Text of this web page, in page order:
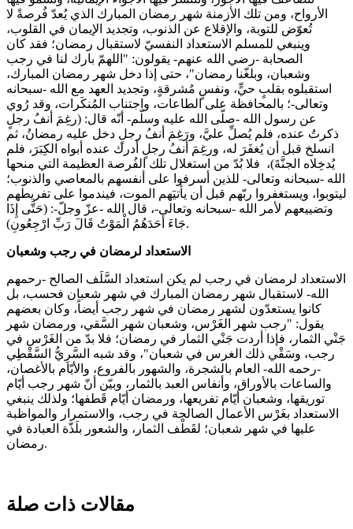
الأرواح، ومن تلك الأزمنة شهر رمضان المبارك الذي يُعدّ فُرصةً لا
تُعوّض للتوبة، والإقلاع عن الذنوب، وتجديد الإيمان في القلوب،
وينبغي للمسلم الاستعداد النفسيّ لاستقبال رمضان؛ فقد كان
الصحابة -رضي الله عنهم- يقولون: "اللهمّ بارك لنا في رجب
وشعبان، وبلغّنا رمضان"، حتى إذا دخل شهر رمضان المبارك،
استقبلوه بقلبٍ حيٍّ، ونفسٍ مُشرقةٍ، وتجديد العهد مع الله -سبحانه
وتعالى-؛ بالمحافظة على الطاعات، واجتناب المُنكَرات، وقد رُوي
عن رسول الله -صلّى الله عليه وسلّم- أنّه قال: (رغِمَ أنفُ رجلٍ
ذكرتُ عنده، فلم يُصلِّ عليَّ، ورَغِمَ أنفُ رجلٍ دخل عليه رمضانُ، ثم
انسلخ قبل أن يُغفَرَ له، ورغِمَ أنفُ رجلٍ أدرك عنده أبواه الكِبَرَ، فلم
يُدخِلاه الجنَّةَ)، فلا بُدّ من استغلال تلك الفُرصة العظيمة التي منحها
الله -سبحانه وتعالى- للذين أسرفوا على أنفسهم بالمعاصي والذنوب؛
ليتوبوا، ويستغفروا ربّهم قبل أن يأتيَهم الموت، فيندموا على تفريطهم
وتضييعهم لأمر الله -سبحانه وتعالى-، قال الله -عزّ وجلّ-: (حَتَّى إِذَا
جَاءَ أَحَدَهُمُ الْمَوْتُ قَالَ رَبِّ ارْجِعُونِ).
الاستعداد لرمضان في رجب وشعبان
الاستعداد لرمضان في رجب لم يكن استعداد السَّلَف الصالح -رحمهم
الله- لاستقبال شهر رمضان المبارك في شهر شعبان فحسب، بل
كانوا يستعدّون لشهر رمضان في شهر رجب أيضاً، وكان بعضهم
يقول: "رجب شهر الغَرْس، وشعبان شهر السَّقي، ورمضان شهر
جَنْي الثمار، فإذا أردت جَنْي الثمار في رمضان؛ فلا بدّ من الغَرْس في
رجب، وسَقْي ذلك الغرس في شعبان"، وقد شبه السَّرِيُّ السَّقْطِي
-رحمه الله- العام بالشجرة، والشهور بالفروع، والأيّام بالأغصان،
والساعات بالأوراق، وأنفاس العبد بالثمار، وبيّن أنّ شهر رجب أيّام
توريقها، وشعبان أيّام تفريعها، ورمضان أيّام قَطفها؛ ولذلك ينبغي
الاستعداد بغَرْس الأعمال الصالحة في رجب، والاستمرار والمواظبة
عليها في شهر شعبان؛ لقَطْف الثمار، والشعور بلَذّة العبادة في
رمضان.
مقالات ذات صلة